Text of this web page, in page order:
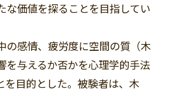
な価値を探ることを目指してい
の感情、疲労度に空間の質（木
を与えるか否かを心理学的手法
を目的とした。被験者は、木